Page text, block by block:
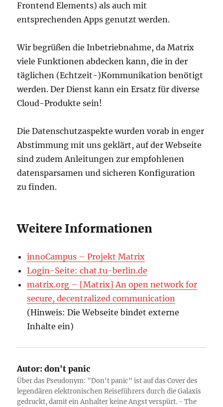
Frontend Elements) als auch mit
entsprechenden Apps genutzt werden.
Wir begrüßen die Inbetriebnahme, da Matrix
viele Funktionen abdecken kann, die in der
täglichen (Echtzeit-)Kommunikation benötigt
werden. Der Dienst kann ein Ersatz für diverse
Cloud-Produkte sein!
Die Datenschutzaspekte wurden vorab in enger
Abstimmung mit uns geklärt, auf der Webseite
sind zudem Anleitungen zur empfohlenen
datensparsamen und sicheren Konfiguration
zu finden.
Weitere Informationen
innoCampus – Projekt Matrix
Login-Seite: chat.tu-berlin.de
matrix.org – [Matrix] An open network for
secure, decentralized communication
(Hinweis: Die Webseite bindet externe
Inhalte ein)
Autor: don't panic
Über das Pseudonym: "Don't panic" ist auf das Cover des
legendären elektronischen Reiseführers durch die Galaxis
gedruckt, damit ein Anhalter keine Angst verspürt. - The